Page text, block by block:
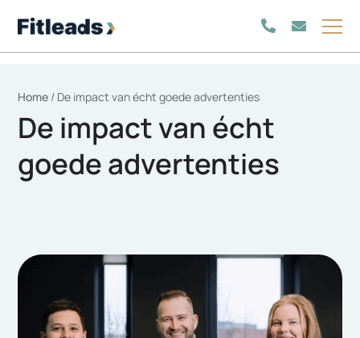
Home / De impact van écht goede advertenties
De impact van écht
goede advertenties